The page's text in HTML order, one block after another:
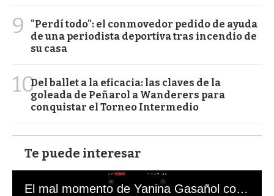
9
"Perdí todo": el conmovedor pedido de ayuda
de una periodista deportiva tras incendio de
su casa
10Del ballet a la eficacia: las claves de la
goleada de Peñarol a Wanderers para
conquistar el Torneo Intermedio
Te puede interesar
El mal momento de Yanina Gasañol con un hincha argentino en "Subrayado"